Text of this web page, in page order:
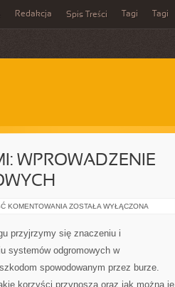
Redakcja Spis Treści Tagi Tagi
WPROWADZENIE
KOMENTOWANIA OCHRONA
WPROWADZENIE
DO
ODGROMOWYCH
ZOSTAŁA WYŁĄCZONA
przyjrzymy się znaczeniu i
systemów odgromowych w
spowodowanym przez burze.
korzyści przynoszą oraz jak można je